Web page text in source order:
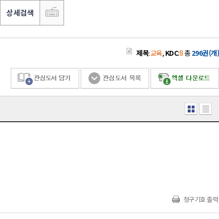
상세검색
제목:교육, KDC:8총296권(개)
청구기호 출력